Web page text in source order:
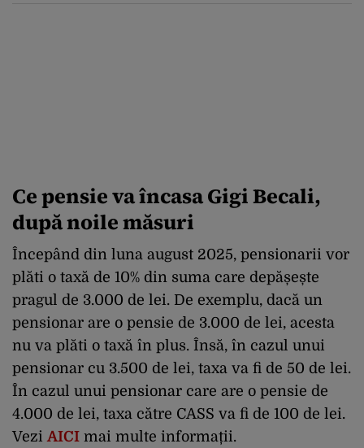
Ce pensie va încasa Gigi Becali,
după noile măsuri
Începând din luna august 2025, pensionarii vor
plăti o taxă de 10% din suma care depășește
pragul de 3.000 de lei. De exemplu, dacă un
pensionar are o pensie de 3.000 de lei, acesta
nu va plăti o taxă în plus. Însă, în cazul unui
pensionar cu 3.500 de lei, taxa va fi de 50 de lei.
În cazul unui pensionar care are o pensie de
4.000 de lei, taxa către CASS va fi de 100 de lei.
Vezi AICI mai multe informații.